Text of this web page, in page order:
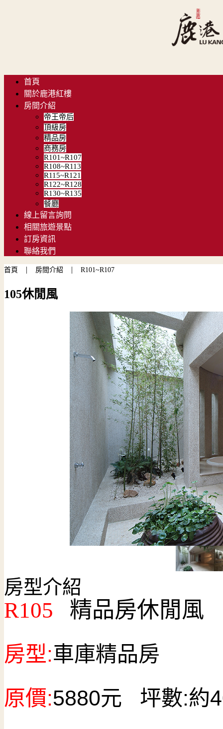
首頁
關於鹿港紅樓
房間介紹
帝王帝后
頂級房
精品房
商務房
R101~R107
R108~R113
R115~R121
R122~R128
R130~R135
餐廳
線上留言詢問
相關旅遊景點
訂房資訊
聯絡我們
首頁 | 房間介紹 | R101~R107
105休閒風
房型介紹
R105 精品房休閒風
房型:車庫精品房
原價:5880元 坪數:約